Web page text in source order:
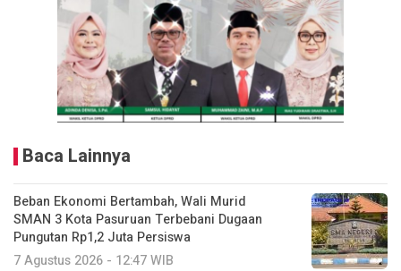
Baca Lainnya
Beban Ekonomi Bertambah, Wali Murid
SMAN 3 Kota Pasuruan Terbebani Dugaan
Pungutan Rp1,2 Juta Persiswa
7 Agustus 2026 - 12:47 WIB